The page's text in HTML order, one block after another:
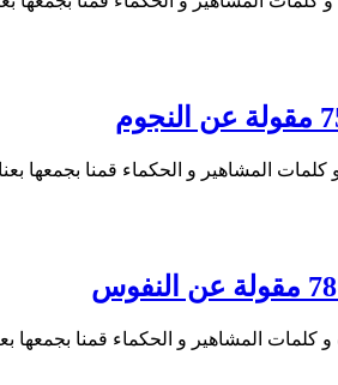
المشاهير و الحكماء قمنا بجمعها
المشاهير و الحكماء قمنا بجمعها